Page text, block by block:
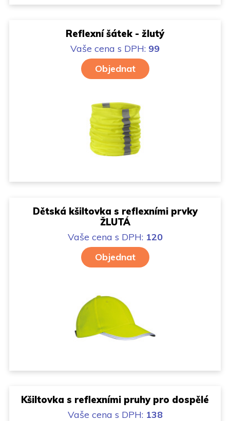
Reflexní šátek - žlutý
Vaše cena s DPH: 99
Objednat
Dětská kšiltovka s reflexními prvky
ŽLUTÁ
Vaše cena s DPH: 120
Objednat
Kšiltovka s reflexními pruhy pro dospělé
Vaše cena s DPH: 138